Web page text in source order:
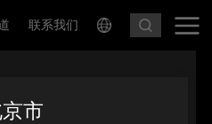
联系我们
市